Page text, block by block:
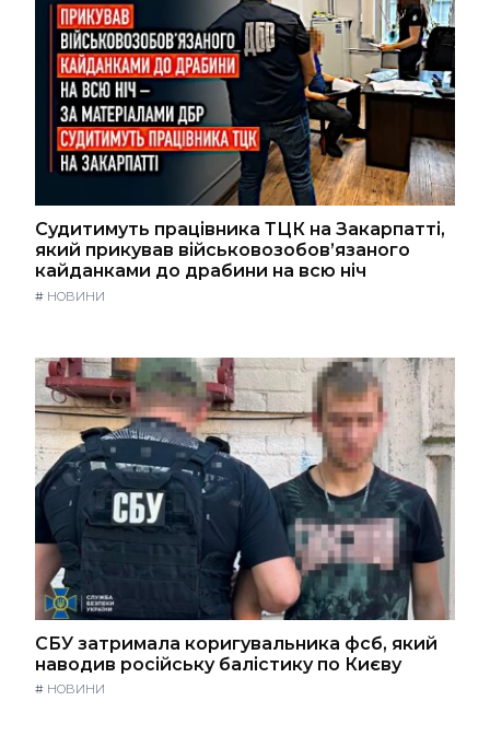
Судитимуть працівника ТЦК на Закарпатті,
який прикував військовозобов’язаного
кайданками до драбини на всю ніч
# НОВИНИ
СБУ затримала коригувальника фсб, який
наводив російську балістику по Києву
# НОВИНИ